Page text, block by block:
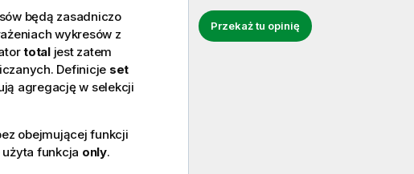
Przekaż tu opinię
będą zasadniczo
wykresów z
totaljest zatem
Definicje set
agregację w selekcji
obejmującej funkcji
funkcja only.